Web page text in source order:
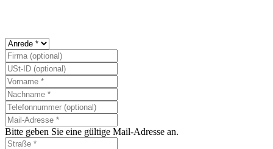
Bitte geben Sie eine gültige Mail-Adresse an.